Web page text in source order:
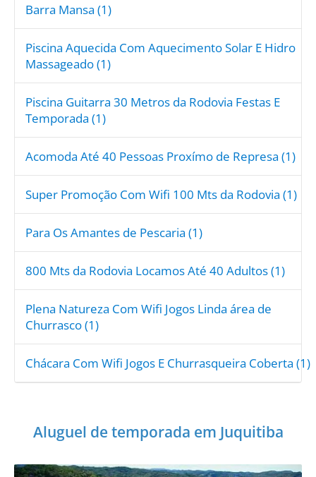
Barra Mansa (1)
Piscina Aquecida Com Aquecimento Solar E Hidro
Massageado (1)
Piscina Guitarra 30 Metros da Rodovia Festas E
Temporada (1)
Acomoda Até 40 Pessoas Proxímo de Represa (1)
Super Promoção Com Wifi 100 Mts da Rodovia (1)
Para Os Amantes de Pescaria (1)
800 Mts da Rodovia Locamos Até 40 Adultos (1)
Plena Natureza Com Wifi Jogos Linda área de
Churrasco (1)
Chácara Com Wifi Jogos E Churrasqueira Coberta (1)
Aluguel de temporada em Juquitiba